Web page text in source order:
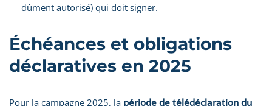
dûment autorisé) qui doit signer.
Échéances et obligations
déclaratives en 2025
Pour la campagne 2025, la période de télédéclaration du